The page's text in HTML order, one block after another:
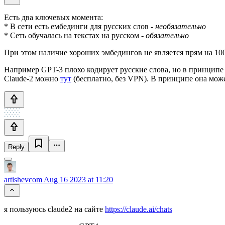
Есть два ключевых момента:
* В сети есть ембединги для русских слов - необязательно
* Сеть обучалась на текстах на русском - обязательно
При этом наличие хороших эмбедингов не является прям на
Например GPT-3 плохо кодирует русские слова, но в
Claude-2 можно тут (бесплатно, без VPN). В принципе она
Reply
artishevcom Aug 16 2023 at 11:20
я пользуюсь claude2 на сайте https://claude.ai/chats